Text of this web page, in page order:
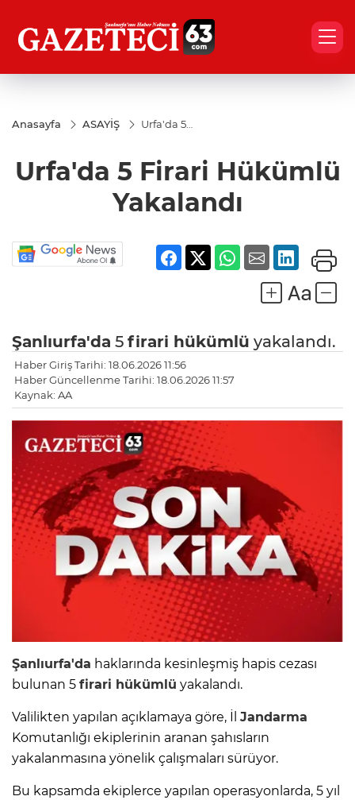
Anasayfa ASAYİŞ
Urfa'da 5
Yakalandı
Urfa'da 5 Firari Hükümlü
Yakalandı
Şanlıurfa'da 5 firari hükümlü yakalandı.
Haber Giriş Tarihi: 18.06.2026 11:56
Haber Güncellenme Tarihi: 18.06.2026 11:57
Kaynak: AA
Şanlıurfa'da haklarında kesinleşmiş hapis cezası
bulunan 5 firari hükümlü yakalandı.
Valilikten yapılan açıklamaya göre, İl Jandarma
Komutanlığı ekiplerinin aranan şahısların
yakalanmasına yönelik çalışmaları sürüyor.
Bu kapsamda ekiplerce yapılan operasyonlarda, 5 yıl